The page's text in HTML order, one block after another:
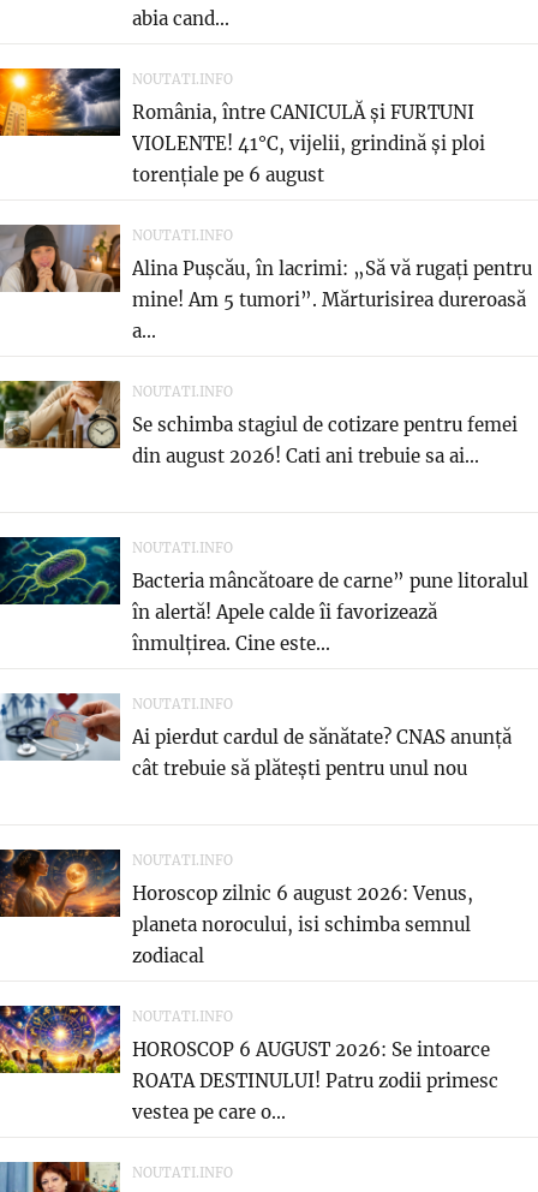
abia cand...
NOUTATI.INFO
România, între CANICULĂ și FURTUNI
VIOLENTE! 41°C, vijelii, grindină și ploi
torențiale pe 6 august
NOUTATI.INFO
Alina Pușcău, în lacrimi: „Să vă rugați pentru
mine! Am 5 tumori”. Mărturisirea dureroasă
a...
NOUTATI.INFO
Se schimba stagiul de cotizare pentru femei
din august 2026! Cati ani trebuie sa ai...
NOUTATI.INFO
Bacteria mâncătoare de carne” pune litoralul
în alertă! Apele calde îi favorizează
înmulțirea. Cine este...
NOUTATI.INFO
Ai pierdut cardul de sănătate? CNAS anunță
cât trebuie să plătești pentru unul nou
NOUTATI.INFO
Horoscop zilnic 6 august 2026: Venus,
planeta norocului, isi schimba semnul
zodiacal
NOUTATI.INFO
HOROSCOP 6 AUGUST 2026: Se intoarce
ROATA DESTINULUI! Patru zodii primesc
vestea pe care o...
NOUTATI.INFO